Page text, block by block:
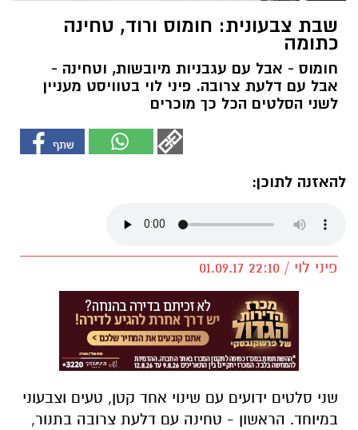
שבת צבעונית: חומוס ורוד, טחינה
כתומה
חומוס - אבל עם עגבניות מיובשות, וטחינה -
אבל עם דלעת צרובה. פיני לוי בטוויסט מעניין
לשני הסלטים הכל כך מוכרים
להאזנה לתוכן:
פיני לוי / 22:10 01.09.17
שני סלטים ידועים עם שינוי אחד קטן, טעים וצבעוני
במיוחד. הראשון - טחינה עם דלעת צרובה בתנור,